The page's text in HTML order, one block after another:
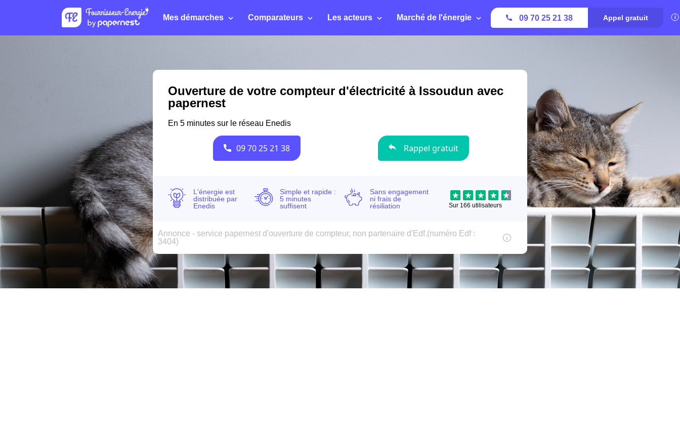
Mes démarches Comparateurs Les acteurs Marché de l'énergie 09 70 25 21 38 Appel gratuit